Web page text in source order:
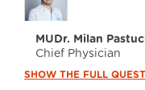
MUDr. Milan
Chief Physician
SHOW THE FULL